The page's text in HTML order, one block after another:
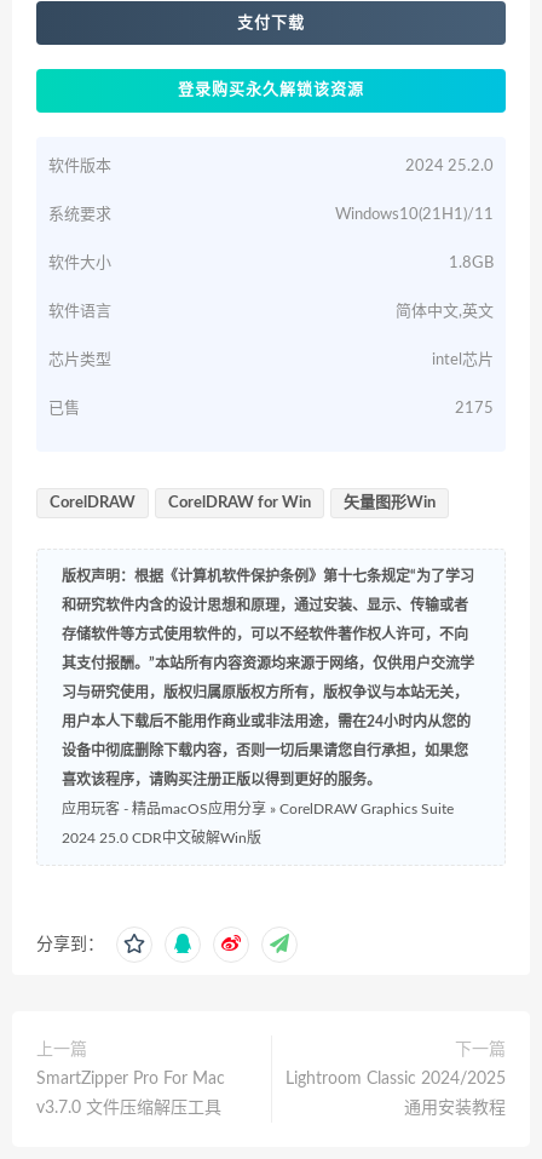
支付下载
登录购买永久解锁该资源
软件版本 2024 25.2.0
系统要求 Windows10(21H1)/11
软件大小 1.8GB
软件语言 简体中文,英文
芯片类型 intel芯片
已售 2175
CorelDRAW CorelDRAW for Win 矢量图形Win
版权声明：根据《计算机软件保护条例》第十七条规定“为了学习
和研究软件内含的设计思想和原理，通过安装、显示、传输或者
存储软件等方式使用软件的，可以不经软件著作权人许可，不向
其支付报酬。”本站所有内容资源均来源于网络，仅供用户交流学
习与研究使用，版权归属原版权方所有，版权争议与本站无关，
用户本人下载后不能用作商业或非法用途，需在24小时内从您的
设备中彻底删除下载内容，否则一切后果请您自行承担，如果您
喜欢该程序，请购买注册正版以得到更好的服务。
应用玩客 - 精品macOS应用分享 » CorelDRAW Graphics Suite
2024 25.0 CDR中文破解Win版
分享到：
上一篇
SmartZipper Pro For Mac
v3.7.0 文件压缩解压工具
下一篇
Lightroom Classic 2024/2025
通用安装教程